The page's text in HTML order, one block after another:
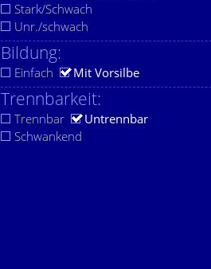
Stark/Schwach
Unr./schwach
Bildung:
Einfach Mit Vorsilbe
Trennbarkeit:
Trennbar
Untrennbar
Schwankend